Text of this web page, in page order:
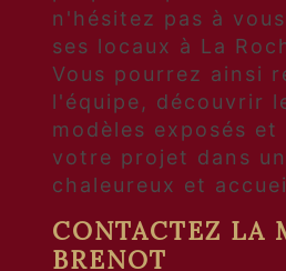
n'hésitez pas à
ses locaux à La
Vous pourrez ainsi
l'équipe, découvrir
modèles exposés
votre projet dans
chaleureux et
CONTACTEZ LA
BRENOT